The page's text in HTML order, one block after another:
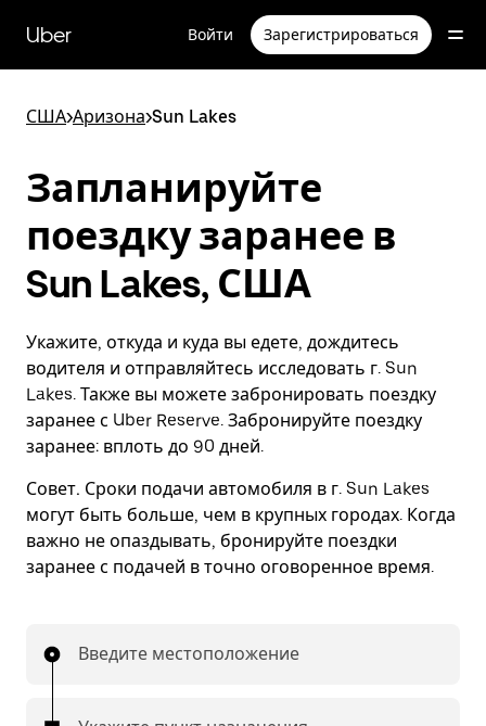
перейти
к
Uber Войти Зарегистрироваться
США>Аризона>Sun Lakes
Запланируйте
поездку заранее в
Sun Lakes, США
Укажите, откуда и куда вы едете, дождитесь
водителя и отправляйтесь исследовать г. Sun
Lakes. Также вы можете забронировать поездку
заранее с Uber Reserve. Забронируйте поездку
заранее: вплоть до 90 дней.
Совет. Сроки подачи автомобиля в г. Sun Lakes
могут быть больше, чем в крупных городах. Когда
важно не опаздывать, бронируйте поездки
заранее с подачей в точно оговоренное время.
Введите местоположение